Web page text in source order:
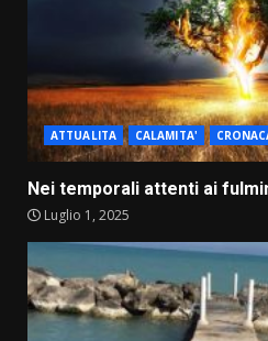
ATTUALITA CALAMITA'
Nei temporali attenti ai
Luglio 1, 2025